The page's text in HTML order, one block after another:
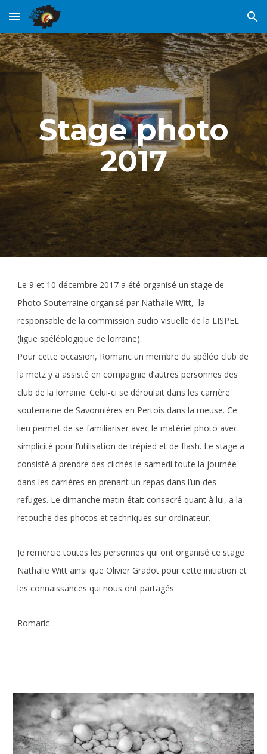
Skip to main content Skip to navigation
Stage photo
2017
Le 9 et 10 décembre 2017 a été organisé un stage de
Photo Souterraine organisé par Nathalie Witt, la
responsable de la commission audio visuelle de la LISPEL
(ligue spéléologique de lorraine).
Pour cette occasion, Romaric un membre du spéléo club de
la metz y a assisté en compagnie d’autres personnes des
club de la lorraine. Celui-ci se déroulait dans les carrière
souterraine de Savonnières en Pertois dans la meuse. Ce
lieu permet de se familiariser avec le matériel photo avec
simplicité pour l’utilisation de trépied et de flash. Le stage a
consisté à prendre des clichés le samedi toute la journée
dans les carrières en prenant un repas dans l’un des
refuges. Le dimanche matin était consacré quant à lui, a la
retouche des photos et techniques sur ordinateur.
Je remercie toutes les personnes qui ont organisé ce stage
Nathalie Witt ainsi que Olivier Gradot pour cette initiation et
les connaissances qui nous ont partagés
Romaric